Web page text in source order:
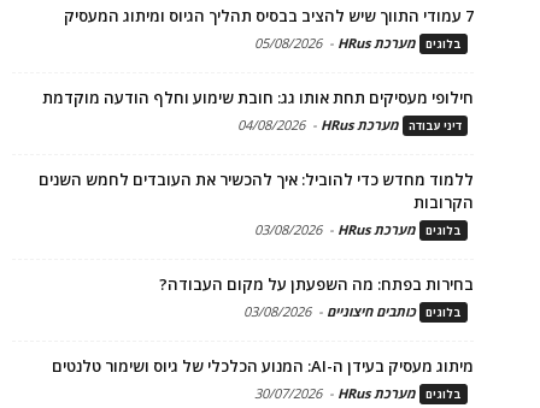
7 עמודי התווך שיש להציב בבסיס תהליך הגיוס ומיתוג המעסיק
בלוגים מערכת HRus -
05/08/2026
חילופי מעסיקים תחת אותו גג: חובת שימוע וחלף הודעה מוקדמת
דיני עבודה מערכת HRus -
04/08/2026
ללמוד מחדש כדי להוביל: איך להכשיר את העובדים לחמש השנים
הקרובות
בלוגים מערכת HRus -
03/08/2026
בחירות בפתח: מה השפעתן על מקום העבודה?
בלוגים כותבים חיצוניים -
03/08/2026
מיתוג מעסיק בעידן ה-AI: המנוע הכלכלי של גיוס ושימור טלנטים
בלוגים מערכת HRus -
30/07/2026